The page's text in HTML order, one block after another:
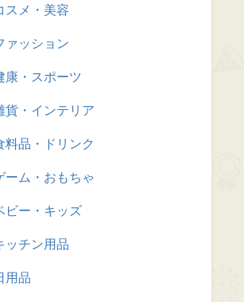
スメ・美容
ァッション
康・スポーツ
貨・インテリア
料品・ドリンク
ーム・おもちゃ
ビー・キッズ
ッチン用品
用品